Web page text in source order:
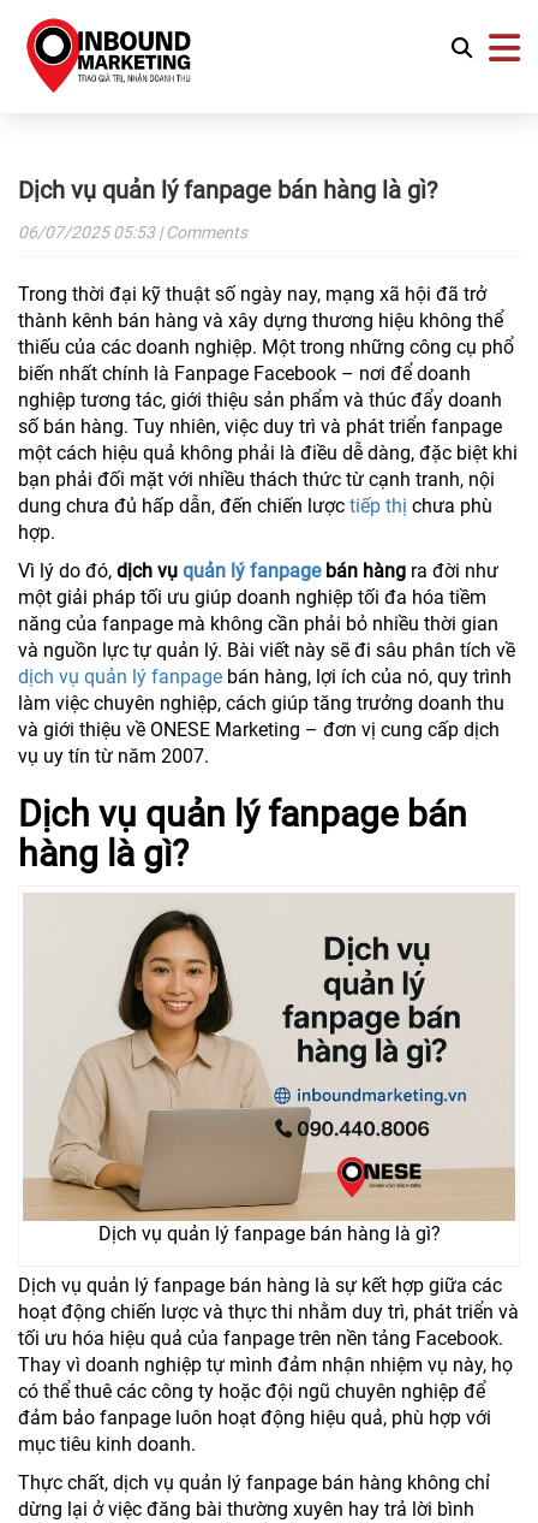
Dịch vụ quản lý fanpage bán hàng là gì?
06/07/202505:53| Comments
Trong thời đại kỹ thuật số ngày nay, mạng xã hội đã trở
thành kênh bán hàng và xây dựng thương hiệu không thể
thiếu của các doanh nghiệp. Một trong những công cụ phổ
biến nhất chính là Fanpage Facebook – nơi để doanh
nghiệp tương tác, giới thiệu sản phẩm và thúc đẩy doanh
số bán hàng. Tuy nhiên, việc duy trì và phát triển fanpage
một cách hiệu quả không phải là điều dễ dàng, đặc biệt khi
bạn phải đối mặt với nhiều thách thức từ cạnh tranh, nội
dung chưa đủ hấp dẫn, đến chiến lược tiếp thị chưa phù
hợp.
Vì lý do đó, dịch vụ quản lý fanpagebán hàng ra đời như
một giải pháp tối ưu giúp doanh nghiệp tối đa hóa tiềm
năng của fanpage mà không cần phải bỏ nhiều thời gian
và nguồn lực tự quản lý. Bài viết này sẽ đi sâu phân tích về
dịch vụ quản lý fanpage bán hàng, lợi ích của nó, quy trình
làm việc chuyên nghiệp, cách giúp tăng trưởng doanh thu
và giới thiệu về ONESE Marketing – đơn vị cung cấp dịch
vụ uy tín từ năm 2007.
Dịch vụ quản lý fanpage bán
hàng là gì?
Dịch vụ quản lý fanpage bán hàng là gì?
Dịch vụ quản lý fanpage bán hàng là sự kết hợp giữa các
hoạt động chiến lược và thực thi nhằm duy trì, phát triển và
tối ưu hóa hiệu quả của fanpage trên nền tảng Facebook.
Thay vì doanh nghiệp tự mình đảm nhận nhiệm vụ này, họ
có thể thuê các công ty hoặc đội ngũ chuyên nghiệp để
đảm bảo fanpage luôn hoạt động hiệu quả, phù hợp với
mục tiêu kinh doanh.
Thực chất, dịch vụ quản lý fanpage bán hàng không chỉ
dừng lại ở việc đăng bài thường xuyên hay trả lời bình